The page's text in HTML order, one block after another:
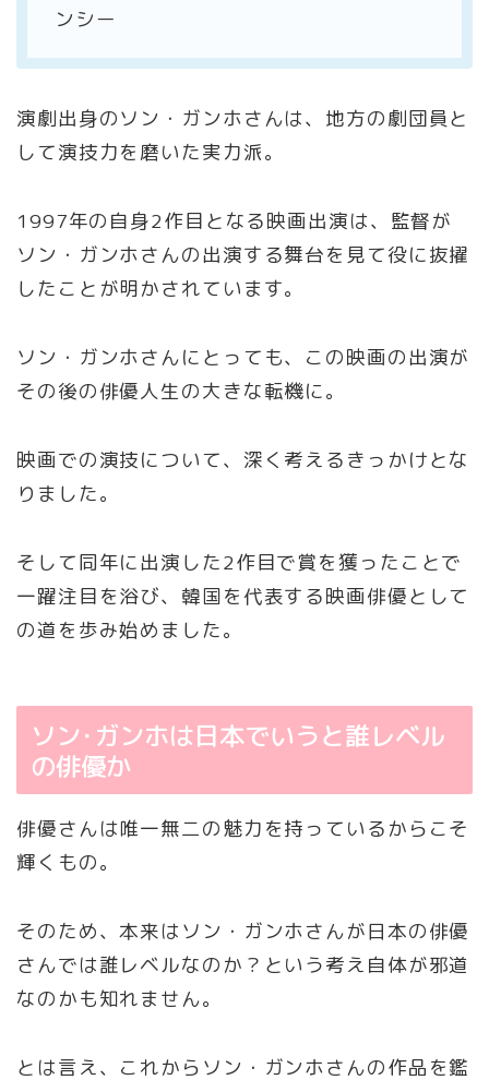
ンシー
演劇出身のソン・ガンホさんは、地方の劇団員と
して演技力を磨いた実力派。
1997年の自身2作目となる映画出演は、監督が
ソン・ガンホさんの出演する舞台を見て役に抜擢
したことが明かされています。
ソン・ガンホさんにとっても、この映画の出演が
その後の俳優人生の大きな転機に。
映画での演技について、深く考えるきっかけとな
りました。
そして同年に出演した2作目で賞を獲ったことで
一躍注目を浴び、韓国を代表する映画俳優として
の道を歩み始めました。
ソン･ガンホは日本でいうと誰レベル
の俳優か
俳優さんは唯一無二の魅力を持っているからこそ
輝くもの。
そのため、本来はソン・ガンホさんが日本の俳優
さんでは誰レベルなのか？という考え自体が邪道
なのかも知れません。
とは言え、これからソン・ガンホさんの作品を鑑